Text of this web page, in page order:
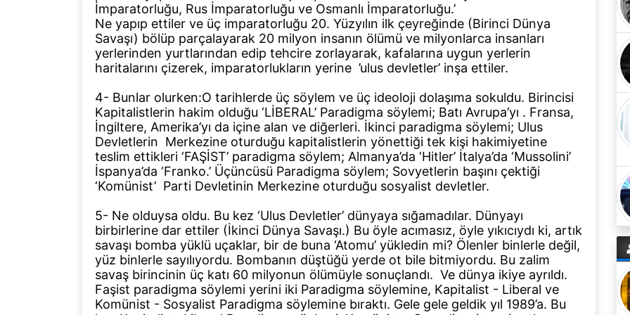
İmparatorluğu, Rus İmparatorluğu ve Osmanlı İmparatorluğu.’
Ne yapıp ettiler ve üç imparatorluğu 20. Yüzyılın ilk çeyreğinde (Birinci Dünya
Savaşı) bölüp parçalayarak 20 milyon insanın ölümü ve milyonlarca insanları
yerlerinden yurtlarından edip tehcire zorlayarak, kafalarına uygun yerlerin
haritalarını çizerek, imparatorlukların yerine ’ulus devletler’ inşa ettiler.
4- Bunlar olurken:O tarihlerde üç söylem ve üç ideoloji dolaşıma sokuldu. Birincisi
Kapitalistlerin hakim olduğu ‘LİBERAL’ Paradigma söylemi; Batı Avrupa’yı . Fransa,
İngiltere, Amerika’yı da içine alan ve diğerleri. İkinci paradigma söylemi; Ulus
Devletlerin Merkezine oturduğu kapitalistlerin yönettiği tek kişi hakimiyetine
teslim ettikleri ‘FAŞİST’ paradigma söylem; Almanya’da ‘Hitler’ İtalya’da ‘Mussolini’
İspanya’da ‘Franko.’ Üçüncüsü Paradigma söylem; Sovyetlerin başını çektiği
‘Komünist’ Parti Devletinin Merkezine oturduğu sosyalist devletler.
5- Ne olduysa oldu. Bu kez ‘Ulus Devletler’ dünyaya sığamadılar. Dünyayı
birbirlerine dar ettiler (İkinci Dünya Savaşı.) Bu öyle acımasız, öyle yıkıcıydı ki, artık
savaşı bomba yüklü uçaklar, bir de buna ‘Atomu’ yükledin mi? Ölenler binlerle değil,
yüz binlerle sayılıyordu. Bombanın düştüğü yerde ot bile bitmiyordu. Bu zalim
savaş birincinin üç katı 60 milyonun ölümüyle sonuçlandı. Ve dünya ikiye ayrıldı.
Faşist paradigma söylemi yerini iki Paradigma söylemine, Kapitalist - Liberal ve
Komünist - Sosyalist Paradigma söylemine bıraktı. Gele gele geldik yıl 1989’a. Bu